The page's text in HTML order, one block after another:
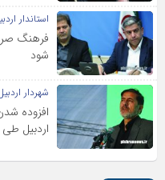
استاندار
فرهنگ
شود
شهردار
اردبیل طی ۴.۵ سال گذشته